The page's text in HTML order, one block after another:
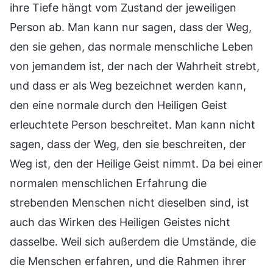
ihre Tiefe hängt vom Zustand der jeweiligen
Person ab. Man kann nur sagen, dass der Weg,
den sie gehen, das normale menschliche Leben
von jemandem ist, der nach der Wahrheit strebt,
und dass er als Weg bezeichnet werden kann,
den eine normale durch den Heiligen Geist
erleuchtete Person beschreitet. Man kann nicht
sagen, dass der Weg, den sie beschreiten, der
Weg ist, den der Heilige Geist nimmt. Da bei einer
normalen menschlichen Erfahrung die
strebenden Menschen nicht dieselben sind, ist
auch das Wirken des Heiligen Geistes nicht
dasselbe. Weil sich außerdem die Umstände, die
die Menschen erfahren, und die Rahmen ihrer